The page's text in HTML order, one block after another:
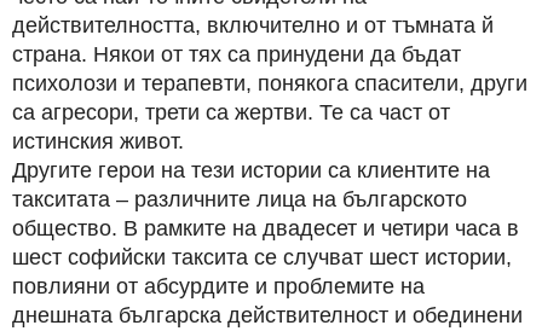
действителността, включително и от тъмната й
страна. Някои от тях са принудени да бъдат
психолози и терапевти, понякога спасители, други
са агресори, трети са жертви. Те са част от
истинския живот.
Другите герои на тези истории са клиентите на
такситата – различните лица на българското
общество. В рамките на двадесет и четири часа в
шест софийски таксита се случват шест истории,
повлияни от абсурдите и проблемите на
днешната българска действителност и обединени